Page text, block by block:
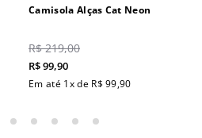
Camisola Alças Cat Neon
R$ 219,00
R$99,90
Em até 1x de R$ 99,90